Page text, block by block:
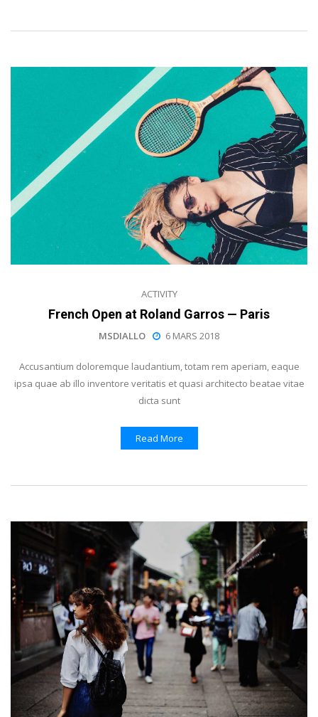
ACTIVITY
French Open at Roland Garros — Paris
MSDIALLO 6 MARS 2018
Accusantium doloremque laudantium, totam rem aperiam, eaque
ipsa quae ab illo inventore veritatis et quasi architecto beatae vitae
dicta sunt
Read More